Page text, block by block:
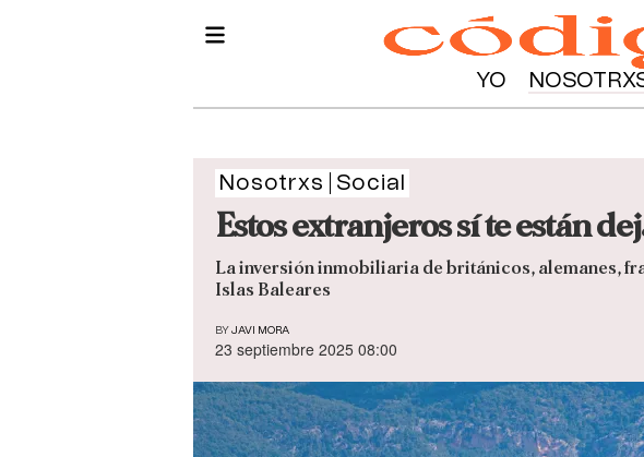
YO
Nosotrxs Social
Estos extranjeros sí te están
La inversión inmobiliaria de británicos, alemanes,
Islas Baleares
BY JAVI MORA
23 septiembre 2025 08:00